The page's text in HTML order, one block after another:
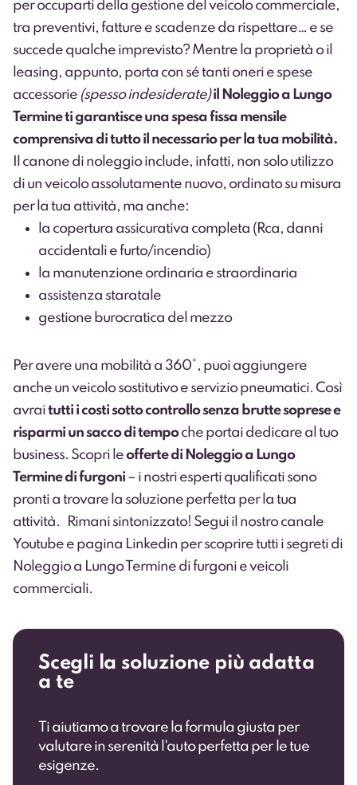
per occuparti della gestione del veicolo commerciale,
tra preventivi, fatture e scadenze da rispettare… e se
succede qualche imprevisto? Mentre la proprietà o il
leasing, appunto, porta con sé tanti oneri e spese
accessorie (spesso indesiderate) il Noleggio a Lungo
Termine ti garantisce una spesa fissa mensile
comprensiva di tutto il necessario per la tua mobilità.
Il canone di noleggio include, infatti, non solo utilizzo
di un veicolo assolutamente nuovo, ordinato su misura
per la tua attività, ma anche:
la copertura assicurativa completa (Rca, danni
accidentali e furto/incendio)
la manutenzione ordinaria e straordinaria
assistenza staratale
gestione burocratica del mezzo
Per avere una mobilità a 360°, puoi aggiungere
anche un veicolo sostitutivo e servizio pneumatici. Così
avraitutti i costi sotto controllo senza brutte soprese e
risparmi un sacco di tempoche portai dedicare al tuo
business. Scopri leoffertedi Noleggio a Lungo
Termine di furgoni – i nostri esperti qualificati sono
pronti a trovare la soluzione perfetta per la tua
attività. Rimani sintonizzato! Segui il nostrocanale
Youtube e pagina Linkedin per scoprire tutti i segreti di
Noleggio a Lungo Termine di furgoni e veicoli
commerciali.
Scegli la soluzione più adatta
a te
Ti aiutiamo a trovare la formula giusta per
valutare in serenità l'auto perfetta per le tue
esigenze.